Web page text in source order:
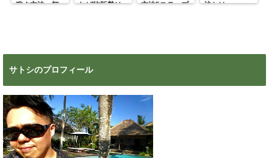
稼ぐ方法 初
れば物販勢は
方法5ステップ
法とは
サトシのプロフィール